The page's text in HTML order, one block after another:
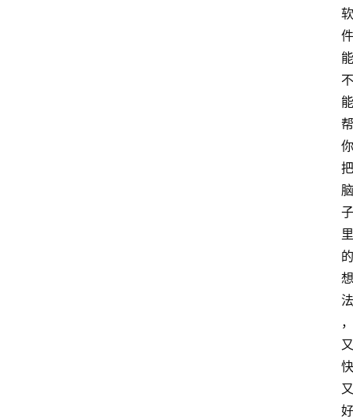
软
件
能
不
能
帮
你
把
脑
子
里
的
想
法
，
又
快
又
好